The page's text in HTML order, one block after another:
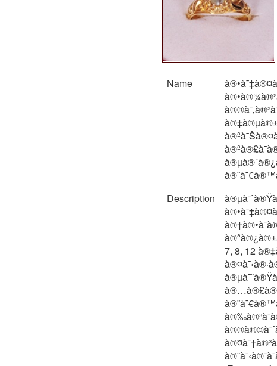
Name
Description
7, 8, 12